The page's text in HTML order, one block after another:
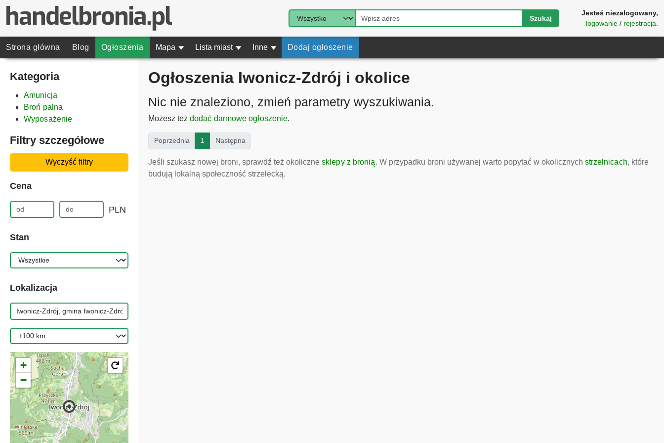
Szukaj
Jesteś niezalogowany,
logowanie / rejestracja
Strona główna Blog Ogłoszenia Mapa ▾ Lista miast ▾ Inne ▾ Dodaj ogłoszenie
Kategoria
Amunicja
Broń palna
Wyposażenie
Filtry szczegółowe
Wyczyść filtry
Cena
PLN
Stan
Lokalizacja
+
−
Ogłoszenia Iwonicz-Zdrój i okolice
Nic nie znaleziono, zmień parametry wyszukiwania.
Możesz też dodać darmowe ogłoszenie.
Poprzednia 1 (current)
Następna
Jeśli szukasz nowej broni, sprawdź też okoliczne sklepy z bronią. W przypadku broni używanej warto popytać w okolicznych strzelnicach, które
budują lokalną społeczność strzelecką.